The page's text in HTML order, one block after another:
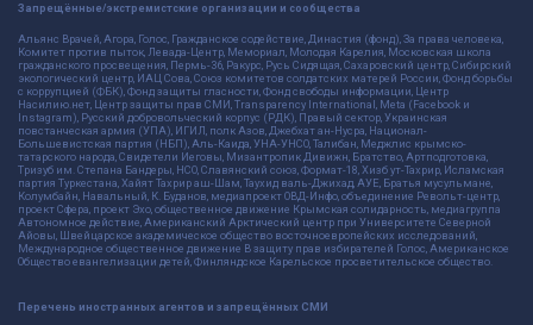
Запрещённые/экстремистские организации и сообщества
Альянс Врачей, Агора, Голос, Гражданское содействие, Династия (фонд), За права человека,
Комитет против пыток, Левада-Центр, Мемориал, Молодая Карелия, Московская школа
гражданского просвещения, Пермь-36, Ракурс, Русь Сидящая, Сахаровский центр, Сибирский
экологический центр, ИАЦ Сова, Союз комитетов солдатских матерей России, Фонд борьбы
с коррупцией (ФБК), Фонд защиты гласности, Фонд свободы информации, Центр
Насилию.нет, Центр защиты прав СМИ, Transparency International, Meta (Facebook и
Instagram), Русский добровольческий корпус (РДК), Правый сектор, Украинская
повстанческая армия (УПА), ИГИЛ, полк Азов, Джебхат ан-Нусра, Национал-
Большевистская партия (НБП), Аль-Каида, УНА-УНСО, Талибан, Меджлис крымско-
татарского народа, Свидетели Иеговы, Мизантропик Дивижн, Братство, Артподготовка,
Тризуб им. Степана Бандеры, НСО, Славянский союз, Формат-18, Хизб ут-Тахрир, Исламская
партия Туркестана, Хайят Тахрир аш-Шам, Таухид валь-Джихад, АУЕ, Братья мусульмане,
Колумбайн, Навальный, К. Буданов, медиапроект ОВД-Инфо, объединение Револьт-центр,
проект Сфера, проект Эхо, общественное движение Крымская солидарность, медиагруппа
Автономное действие, Американский Арктический центр при Университете Северной
Айовы, Швейцарское академическое общество восточноевропейских исследований,
Международное общественное движение В защиту прав избирателей Голос, Американское
Общество евангелизации детей, Финляндское Карельское просветительское общество.
Перечень иностранных агентов и запрещённых СМИ